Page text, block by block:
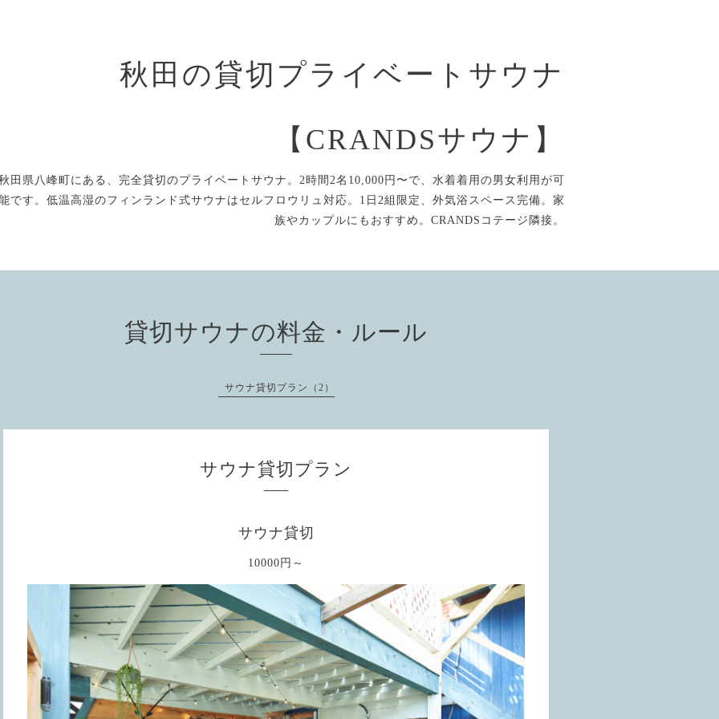
秋田の貸切プライベートサウナ
【CRANDSサウナ】
田県八峰町にある、完全貸切のプライベートサウナ。2時間2名10,000円〜で、水着着用の男女利用が可
です。低温高湿のフィンランド式サウナはセルフロウリュ対応。1日2組限定、外気浴スペース完備。家
族やカップルにもおすすめ。CRANDSコテージ隣接。
貸切サウナの料金・ルール
サウナ貸切プラン（2）
サウナ貸切プラン
サウナ貸切
10000円～